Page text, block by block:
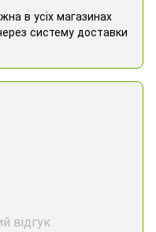
в усіх магазинах
систему доставки
відгук